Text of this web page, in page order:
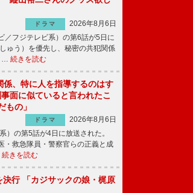
ドラマ
2026年8月6日
フジテレビ系）の第6話が5日に
ゅう）を優先し、秘密の共犯関係
… 続きを読む
係、特に人を指導するのはす
面に似ていると言われたこ
もの」
ドラマ
2026年8月6日
の第5話が4日に放送された。
救急隊員・警察官らの正義と成
続きを読む
決行 「カジサックの娘・梶原